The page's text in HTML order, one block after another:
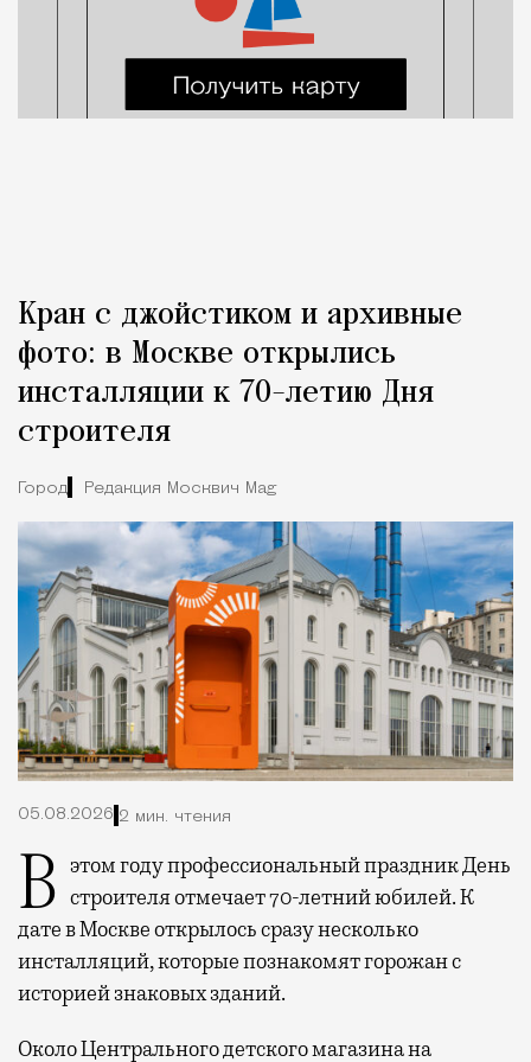
Кран с джойстиком и архивные
фото: в Москве открылись
инсталляции к 70-летию Дня
строителя
Город Редакция Москвич Mag
05.08.2026 2 мин. чтения
В этом году профессиональный праздник День строителя отмечает 70-летний юбилей. К
дате в Москве открылось сразу несколько
инсталляций, которые познакомят горожан с
историей знаковых зданий.
Около Центрального детского магазина на